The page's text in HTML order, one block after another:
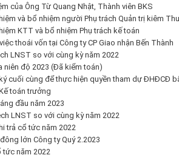
của Ông Từ Quang Nhật, Thành viên BKS
và bổ nhiệm người Phụ trách Quản trị kiêm
KTT và bổ nhiệm Phụ trách kế toán
thoái vốn tại Công ty CP Giao nhận Bến Thành
LNST so với cùng kỳ năm 2022
niên độ 2023 (Đã kiểm toán)
cuối cùng để thực hiện quyền tham dự ĐHĐCĐ
toán trưởng
đầu năm 2023
LNST so với cùng kỳ năm 2022
trả cổ tức năm 2022
lớn Công ty Quý 2.2023
tức năm 2022